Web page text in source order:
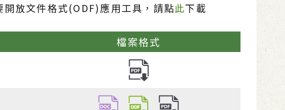
開放文件格式(ODF)應用工具，請點此下載
檔案格式